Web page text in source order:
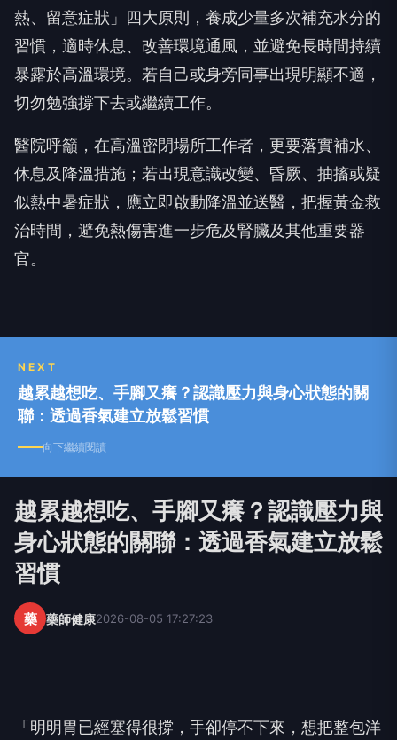
熱、留意症狀」四大原則，養成少量多次補充水分的
習慣，適時休息、改善環境通風，並避免長時間持續
暴露於高溫環境。若自己或身旁同事出現明顯不適，
切勿勉強撐下去或繼續工作。
醫院呼籲，在高溫密閉場所工作者，更要落實補水、
休息及降溫措施；若出現意識改變、昏厥、抽搐或疑
似熱中暑症狀，應立即啟動降溫並送醫，把握黃金救
治時間，避免熱傷害進一步危及腎臟及其他重要器
官。
NEXT
越累越想吃、手腳又癢？認識壓力與身心狀態的關
聯：透過香氣建立放鬆習慣
向下繼續閱讀
越累越想吃、手腳又癢？認識壓力與
身心狀態的關聯：透過香氣建立放鬆
習慣
藥 藥師健康2026-08-05 17:27:23
「明明胃已經塞得很撐，手卻停不下來，想把整包洋